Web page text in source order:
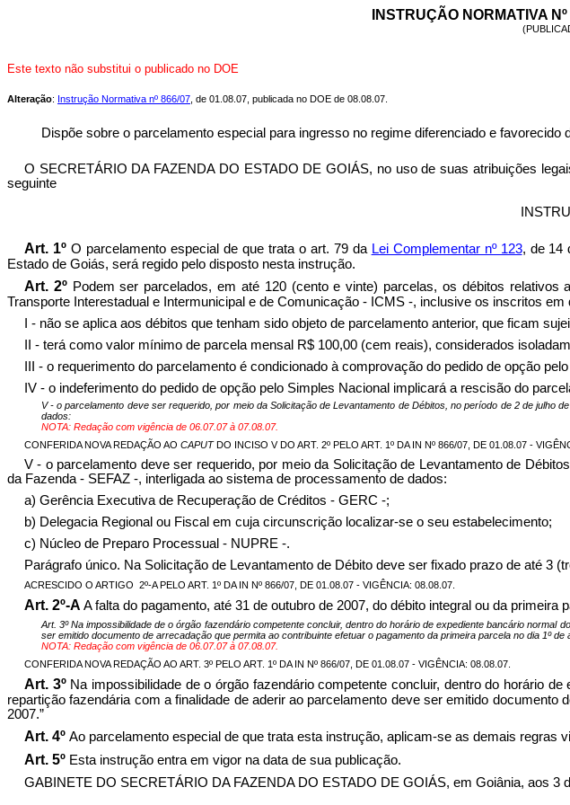
INSTRUÇÃO NORMATIVA
Este texto não substitui o publicado no DOE
Alteração: Instrução Normativa nº 866/07 , de 01.08.07, publicada no DOE de 08.08.07.
Dispõe sobre o parcelamento especial para ingresso no regime diferenciado e
O SECRETÁRIO DA FAZENDA DO ESTADO DE GOIÁS, no uso de suas atribuições
seguinte
Art. 1º O parcelamento especial de que trata o art. 79 da Lei Complementar nº 123, de 14
Estado de Goiás, será regido pelo disposto nesta instrução.
Art. 2º Podem ser parcelados, em até 120 (cento e vinte) parcelas, os débitos
Transporte Interestadual e Intermunicipal e de Comunicação - ICMS -, inclusive os inscritos
I - não se aplica aos débitos que tenham sido objeto de parcelamento anterior, que ficam
II - terá como valor mínimo de parcela mensal R$ 100,00 (cem reais), considerados
III - o requerimento do parcelamento é condicionado à comprovação do pedido de opção
IV - o indeferimento do pedido de opção pelo Simples Nacional implicará a rescisão do
V - o parcelamento deve ser requerido, por meio da Solicitação de Levantamento de Débitos, no período de 2 de
dados:
NOTA: Redação com vigência de 06.07.07 à 07.08.07.
CONFERIDA NOVA REDAÇÃO AO CAPUTDO INCISO V DO ART. 2º PELO ART. 1º DA IN Nº 866/07, DE 01.08.07 -
V - o parcelamento deve ser requerido, por meio da Solicitação de Levantamento de
da Fazenda - SEFAZ -, interligada ao sistema de processamento de dados:
a) Gerência Executiva de Recuperação de Créditos - GERC -;
b) Delegacia Regional ou Fiscal em cuja circunscrição localizar-se o seu estabelecimento;
c) Núcleo de Preparo Processual - NUPRE -.
Parágrafo único. Na Solicitação de Levantamento de Débito deve ser fixado prazo de até 3
ACRESCIDO O ARTIGO 2º-A PELO ART. 1º DA IN Nº 866/07, DE 01.08.07 - VIGÊNCIA: 08.08.07.
Art. 2º-A A falta do pagamento, até 31 de outubro de 2007, do débito integral ou da
Art. 3º Na impossibilidade de o órgão fazendário competente concluir, dentro do horário de expediente bancário
ser emitido documento de arrecadação que permita ao contribuinte efetuar o pagamento da primeira parcela no dia 1º de
NOTA: Redação com vigência de 06.07.07 à 07.08.07.
CONFERIDA NOVA REDAÇÃO AO ART. 3º PELO ART. 1º DA IN Nº 866/07, DE 01.08.07 - VIGÊNCIA: 08.08.07.
Art. 3º Na impossibilidade de o órgão fazendário competente concluir, dentro do horário
repartição fazendária com a finalidade de aderir ao parcelamento deve ser emitido
2007.”
Art. 4º Ao parcelamento especial de que trata esta instrução, aplicam-se as demais regras
Art. 5º Esta instrução entra em vigor na data de sua publicação.
GABINETE DO SECRETÁRIO DA FAZENDA DO ESTADO DE GOIÁS, em Goiânia, aos 3